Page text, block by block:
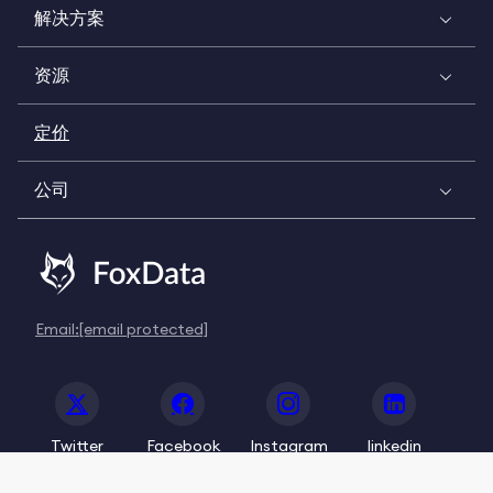
解决方案
资源
定价
公司
Email:[email protected]
Twitter Facebook Instagram linkedin